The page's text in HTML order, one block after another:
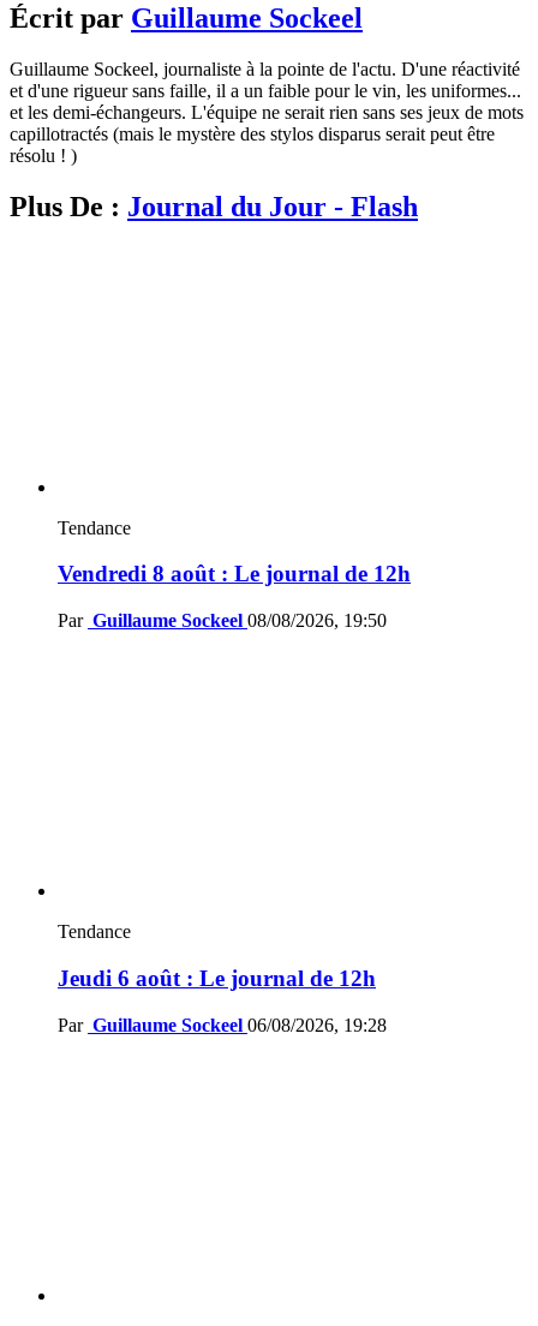
Écrit par Guillaume Sockeel
Guillaume Sockeel, journaliste à la pointe de l'actu. D'une réactivité
et d'une rigueur sans faille, il a un faible pour le vin, les uniformes...
et les demi-échangeurs. L'équipe ne serait rien sans ses jeux de mots
capillotractés (mais le mystère des stylos disparus serait peut être
résolu ! )
Plus De : Journal du Jour - Flash
Tendance
Vendredi 8 août : Le journal de 12h
Par Guillaume Sockeel 08/08/2026, 19:50
Tendance
Jeudi 6 août : Le journal de 12h
Par Guillaume Sockeel 06/08/2026, 19:28